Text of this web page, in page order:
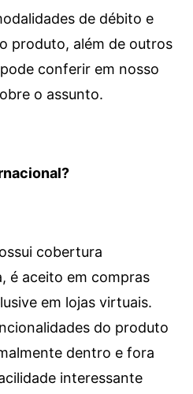
de débito e
produto, além de outros
conferir em nosso
o assunto.
cobertura
é aceito em compras
em lojas virtuais.
do produto
dentro e fora
interessante